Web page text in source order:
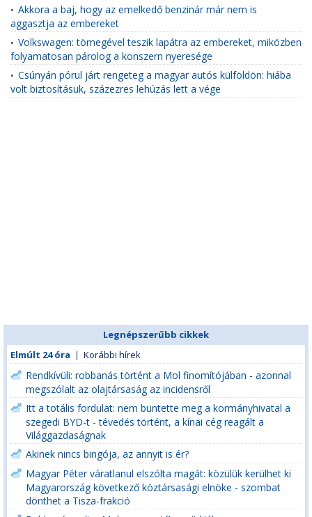
• Akkora a baj, hogy az emelkedő benzinár már nem is
aggasztja az embereket
• Volkswagen: tömegével teszik lapátra az embereket, miközben
folyamatosan párolog a konszern nyeresége
• Csúnyán pórul járt rengeteg a magyar autós külföldön: hiába
volt biztosításuk, százezres lehúzás lett a vége
Legnépszerűbb cikkek
Elmúlt 24 óra | Korábbi hírek
Rendkívüli: robbanás történt a Mol finomítójában - azonnal
megszólalt az olajtársaság az incidensről
Itt a totális fordulat: nem büntette meg a kormányhivatal a
szegedi BYD-t - tévedés történt, a kínai cég reagált a
Világgazdaságnak
Akinek nincs bingója, az annyit is ér?
Magyar Péter váratlanul elszólta magát: közülük kerülhet ki
Magyarország következő köztársasági elnöke - szombat
dönthet a Tisza-frakció